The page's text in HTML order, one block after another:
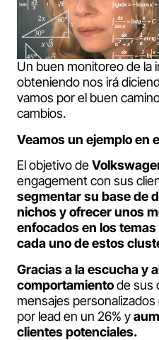
Un buen monitoreo de la
obteniendo nos irá
vamos por el buen
cambios.
Veamos un ejemplo en
El objetivo de
engagement con sus
segmentar su base de
nichos y ofrecer unos
enfocados en los
cada uno de estos
Gracias a la escucha y
comportamientode sus
mensajes
por lead en un 26% y
clientes potenciales.